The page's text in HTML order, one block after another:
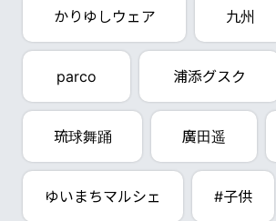
かりゆしウェア 九州
parco 浦添グスク
琉球舞踊 廣田遥
ゆいまちマルシェ #子供